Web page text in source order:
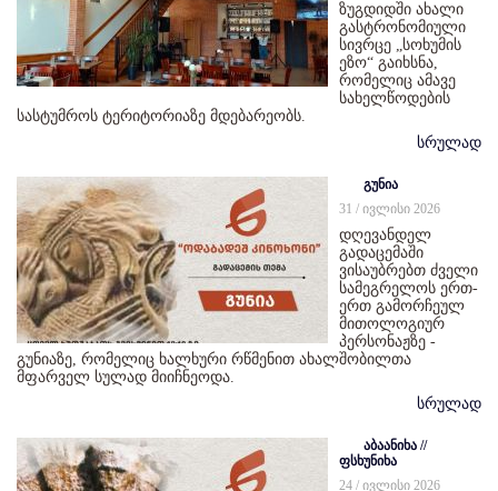
ზუგდიდში ახალი
გასტრონომიული
სივრცე „სოხუმის
ეზო“ გაიხსნა,
რომელიც ამავე
სახელწოდების
სასტუმროს ტერიტორიაზე მდებარეობს.
სრულად
გუნია
31 / ივლისი 2026
დღევანდელ
გადაცემაში
ვისაუბრებთ ძველი
სამეგრელოს ერთ-
ერთ გამორჩეულ
მითოლოგიურ
პერსონაჟზე -
გუნიაზე, რომელიც ხალხური რწმენით ახალშობილთა
მფარველ სულად მიიჩნეოდა.
სრულად
აბაანიხა //
ფსხუნიხა
24 / ივლისი 2026